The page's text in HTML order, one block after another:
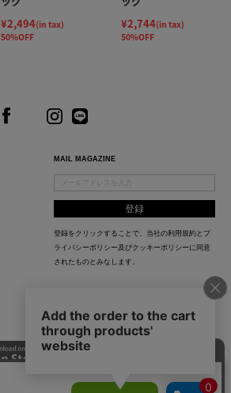
¥2,494(in tax)
50%OFF
¥2,744(in tax)
50%OFF
MAIL MAGAZINE
登録をクリックすることで、当社の利用規約と プ
ライバシーポリシー及びクッキーポリシー に同意
されたものとみなします。
AZUL APP